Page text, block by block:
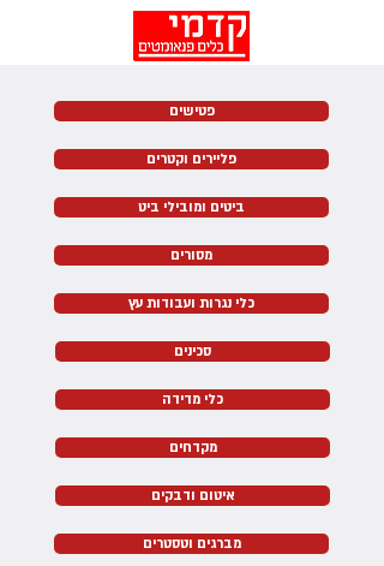
פטישים
פליירים וקטרים
ביטים ומובילי ביט
מסורים
כלי נגרות ועבודות עץ
סכינים
כלי מדידה
מקדחים
איטום ודבקים
מברגים וטסטרים